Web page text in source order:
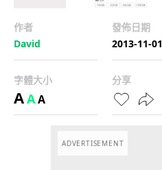
作者
David
發佈日期
2013-11-01
字體大小
AAA
分享
ADVERTISEMENT